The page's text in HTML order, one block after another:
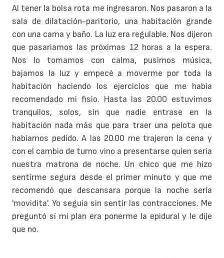
Al tener la bolsa rota me ingresaron. Nos pasaron a la
sala de dilatación-paritorio, una habitación grande
con una cama y baño. La luz era regulable. Nos dijeron
que pasariamos las próximas 12 horas a la espera.
Nos lo tomamos con calma, pusimos música,
bajamos la luz y empecé a moverme por toda la
habitación haciendo los ejercicios que me había
recomendado mi fisio. Hasta las 20.00 estuvimos
tranquilos, solos, sin que nadie entrase en la
habitación nada más que para traer una pelota que
habíamos pedido. A las 20.00 me trajeron la cena y
con el cambio de turno vino a presentarse quien sería
nuestra matrona de noche. Un chico que me hizo
sentirme segura desde el primer minuto y que me
recomendó que descansara porque la noche sería
'movidita'. Yo seguía sin sentir las contracciones. Me
preguntó sí mi plan era ponerme la epidural y le dije
que no.